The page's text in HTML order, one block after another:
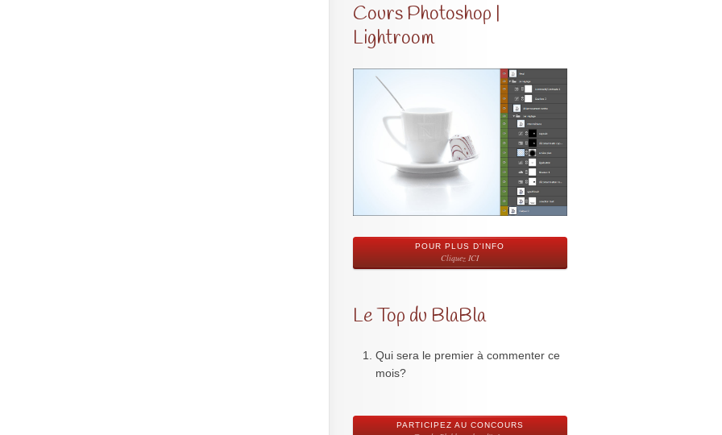
Cours Photoshop |
Lightroom
POUR PLUS D'INFO
Cliquez ICI
Le Top du BlaBla
Qui sera le premier à commenter ce
mois?
PARTICIPEZ AU CONCOURS